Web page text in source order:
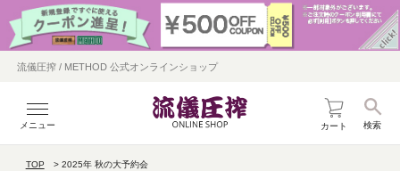
流儀圧搾 / METHOD 公式オンラインショップ
メニュー カート 検索
TOP
2025年 秋の大予約会